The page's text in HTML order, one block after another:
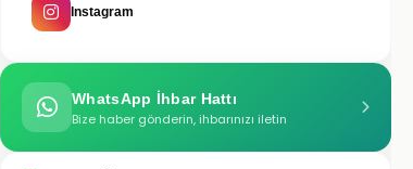
Instagram
WhatsApp İhbar Hattı
Bize haber gönderin, ihbarınızı iletin